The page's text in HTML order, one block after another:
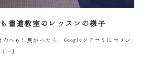
も書道教室のレッスンの様子
へもし良かったら、Googleクチコミにコメン
[…]